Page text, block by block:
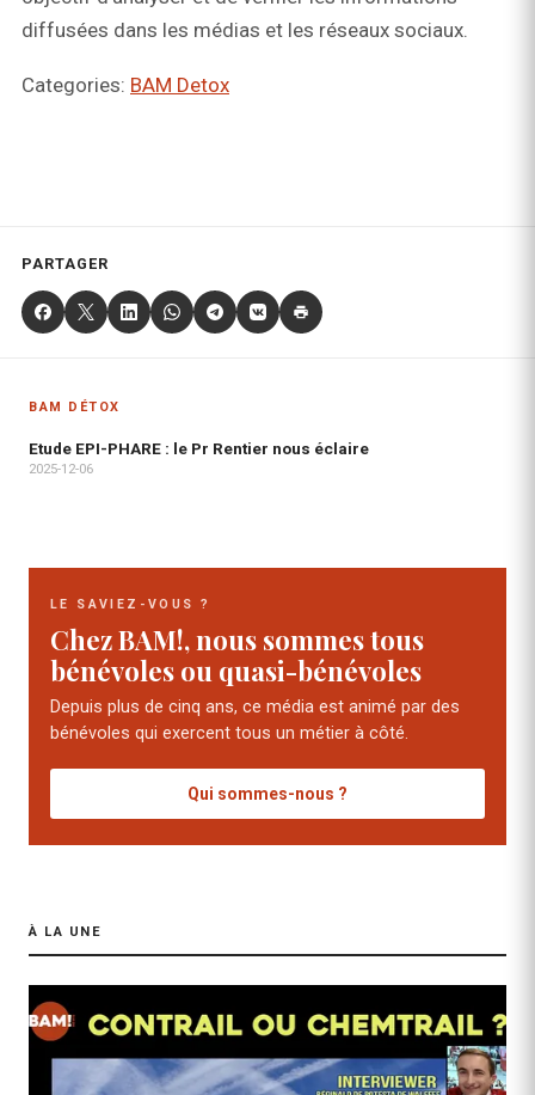
diffusées dans les médias et les réseaux sociaux.
Categories: BAM Detox
PARTAGER
BAM DÉTOX
Etude EPI-PHARE : le Pr Rentier nous éclaire
2025-12-06
LE SAVIEZ-VOUS ?
Chez BAM!, nous sommes tous
bénévoles ou quasi-bénévoles
Depuis plus de cinq ans, ce média est animé par des
bénévoles qui exercent tous un métier à côté.
Qui sommes-nous ?
À LA UNE